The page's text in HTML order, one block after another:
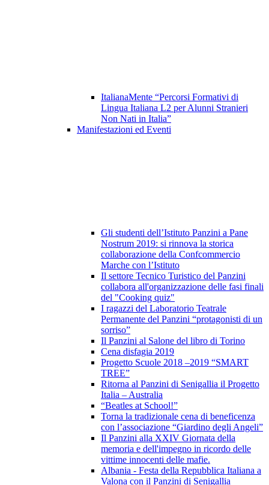
ItalianaMente “Percorsi Formativi di
Lingua Italiana L2 per Alunni Stranieri
Non Nati in Italia”
Manifestazioni ed Eventi
Gli studenti dell’Istituto Panzini a Pane
Nostrum 2019: si rinnova la storica
collaborazione della Confcommercio
Marche con l’Istituto
Il settore Tecnico Turistico del Panzini
collabora all'organizzazione delle fasi finali
del "Cooking quiz"
I ragazzi del Laboratorio Teatrale
Permanente del Panzini “protagonisti di un
sorriso”
Il Panzini al Salone del libro di Torino
Cena disfagia 2019
Progetto Scuole 2018 –2019 “SMART
TREE”
Ritorna al Panzini di Senigallia il Progetto
Italia – Australia
“Beatles at School!”
Torna la tradizionale cena di beneficenza
con l’associazione “Giardino degli Angeli”
Il Panzini alla XXIV Giornata della
memoria e dell'impegno in ricordo delle
vittime innocenti delle mafie.
Albania - Festa della Repubblica Italiana a
Valona con il Panzini di Senigallia